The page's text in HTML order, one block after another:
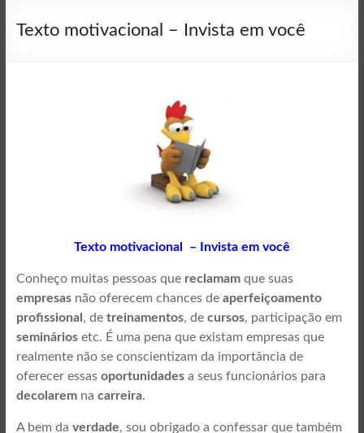
Texto motivacional – Invista em você
Texto motivacional – Invista em você
Conheço muitas pessoas que reclamam que suas
empresasnão oferecem chances de aperfeiçoamento
profissional , de treinamentos, de cursos, participação em
semináriosetc. É uma pena que existam empresas que
realmente não se conscientizam da importância de
oferecer essas oportunidadesa seus funcionários para
decolarem na carreira.
A bem da verdade, sou obrigado a confessar que também